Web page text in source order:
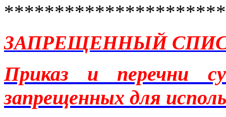
ЗАПРЕЩЕННЫЙ
Приказ и перечни
запрещенных для